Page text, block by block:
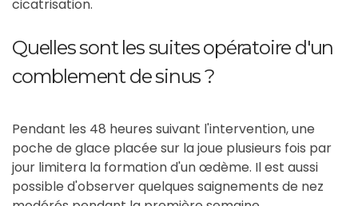
cicatrisation.
Quelles sont les suites opératoire d'un
comblement de sinus ?
Pendant les 48 heures suivant l'intervention, une
poche de glace placée sur la joue plusieurs fois par
jour limitera la formation d'un œdème. Il est aussi
possible d'observer quelques saignements de nez